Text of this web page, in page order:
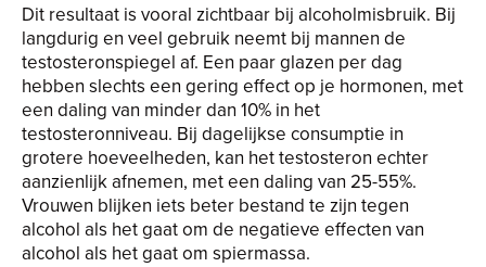
Dit resultaat is vooral zichtbaar bij alcoholmisbruik. Bij
langdurig en veel gebruik neemt bij mannen de
testosteronspiegel af. Een paar glazen per dag
hebben slechts een gering effect op je hormonen, met
een daling van minder dan 10% in het
testosteronniveau. Bij dagelijkse consumptie in
grotere hoeveelheden, kan het testosteron echter
aanzienlijk afnemen, met een daling van 25-55%.
Vrouwen blijken iets beter bestand te zijn tegen
alcohol als het gaat om de negatieve effecten van
alcohol als het gaat om spiermassa.